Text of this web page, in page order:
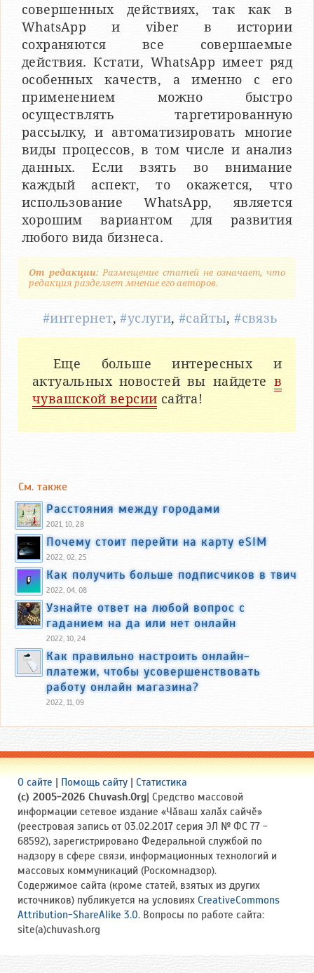
совершенных действиях, так как в
WhatsApp и viber в истории
сохраняются все совершаемые
действия. Кстати, WhatsApp имеет ряд
особенных качеств, а именно с его
применением можно быстро
осуществлять таргетированную
рассылку, и автоматизировать многие
виды процессов, в том числе и анализ
данных. Если взять во внимание
каждый аспект, то окажется, что
использование WhatsApp, является
хорошим вариантом для развития
любого вида бизнеса.
От редакции: Размещение статей не означает, что
редакция разделяет мнение его авторов.
#интернет,#услуги,#сайты,#связь
Еще больше интересных и
актуальных новостей вы найдете в
чувашской версии сайта!
См. также
Расстояния между городами
2021, 10, 28
Почему стоит перейти на карту eSIM
2022, 02, 25
Как получить больше подписчиков в твич
2022, 04, 08
Узнайте ответ на любой вопрос с
гаданием на да или нет онлайн
2022, 10, 24
Как правильно настроить онлайн-
платежи, чтобы усовершенствовать
работу онлайн магазина?
2022, 11, 09
О сайте | Помощь сайту | Статистика
(c) 2005-2026 Chuvash.Org| Средство массовой
информации сетевое издание «Чӑваш халӑх сайчӗ»
(реестровая запись от 03.02.2017 серия ЭЛ № ФС 77 -
68592), зарегистрировано Федеральной службой по
надзору в сфере связи, информационных технологий и
массовых коммуникаций (Роскомнадзор).
Содержимое сайта (кроме статей, взятых из других
источников) публикуется на условиях CreativeCommons
Attribution-ShareAlike 3.0. Вопросы по работе сайта:
site(a)chuvash.org